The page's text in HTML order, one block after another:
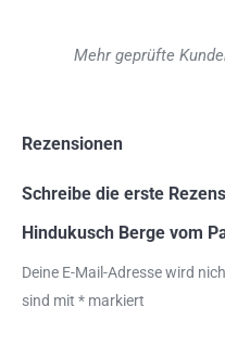
Mehr geprüfte
Rezensionen
Schreibe die erste
Hindukusch Berge vom
Deine E-Mail-Adresse wird
sind mit * markiert